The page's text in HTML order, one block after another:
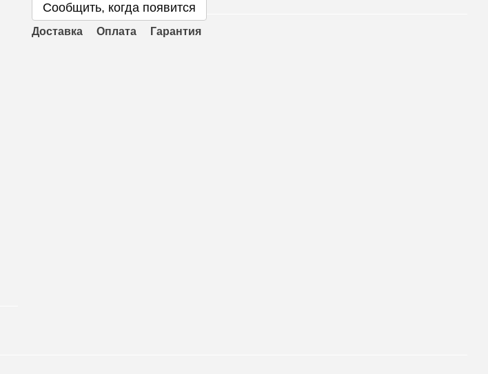
Сообщить, когда появится
Доставка Оплата Гарантия